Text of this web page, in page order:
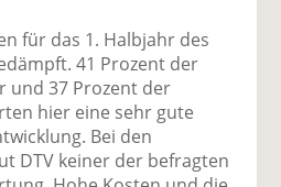
für das 1. Halbjahr des
41 Prozent der
und 37 Prozent der
hier eine sehr gute
Bei den
DTV keiner der befragten